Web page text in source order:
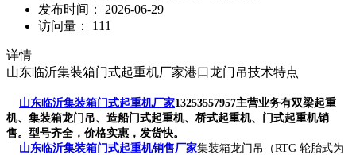
发布时间：
2026-06-29
访问量：
111
详情
山东临沂集装箱门式起重机厂家港口龙门吊技术特点
山东临沂集装箱门式起重机厂家13253557957主营业务有双梁起重
机、集装箱龙门吊、造船门式起重机、桥式起重机、门式起重机销
售。型号齐全，价格实惠，发货快。
山东临沂集装箱门式起重机销售厂家集装箱龙门吊（RTG 轮胎式为